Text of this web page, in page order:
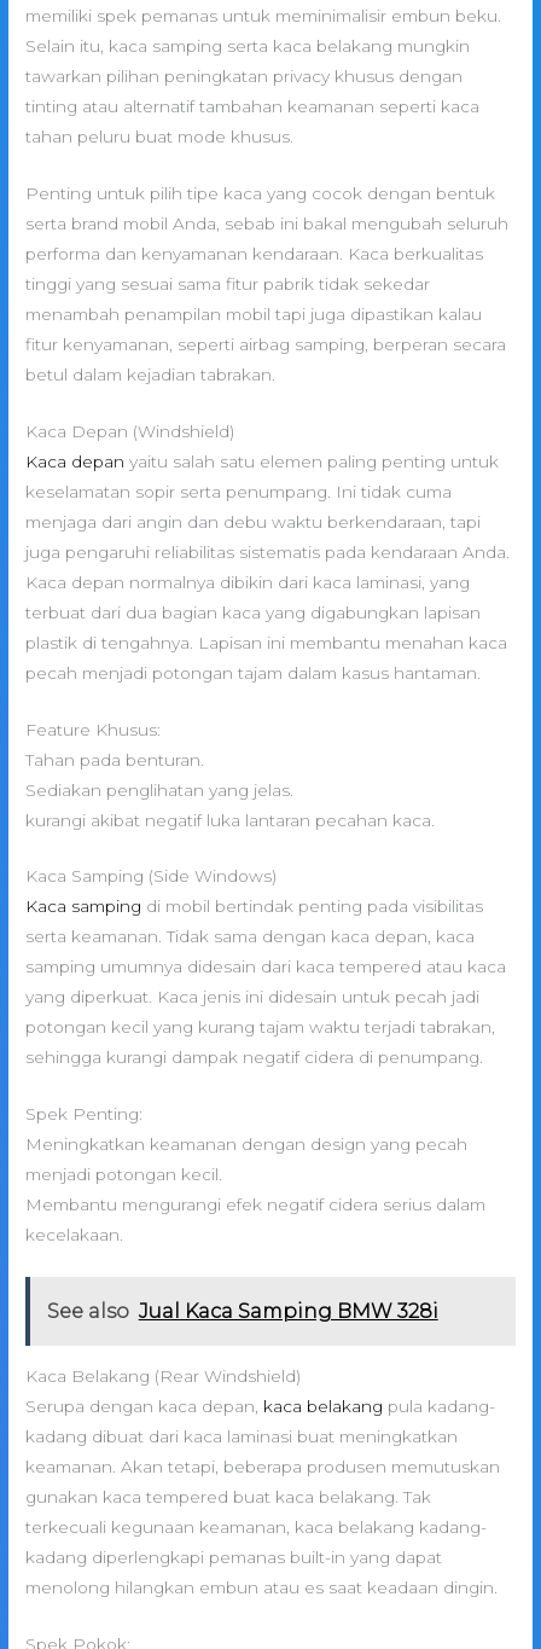
memiliki spek pemanas untuk meminimalisir embun beku.
Selain itu, kaca samping serta kaca belakang mungkin
tawarkan pilihan peningkatan privacy khusus dengan
tinting atau alternatif tambahan keamanan seperti kaca
tahan peluru buat mode khusus.
Penting untuk pilih tipe kaca yang cocok dengan bentuk
serta brand mobil Anda, sebab ini bakal mengubah seluruh
performa dan kenyamanan kendaraan. Kaca berkualitas
tinggi yang sesuai sama fitur pabrik tidak sekedar
menambah penampilan mobil tapi juga dipastikan kalau
fitur kenyamanan, seperti airbag samping, berperan secara
betul dalam kejadian tabrakan.
Kaca Depan (Windshield)
Kaca depan yaitu salah satu elemen paling penting untuk
keselamatan sopir serta penumpang. Ini tidak cuma
menjaga dari angin dan debu waktu berkendaraan, tapi
juga pengaruhi reliabilitas sistematis pada kendaraan Anda.
Kaca depan normalnya dibikin dari kaca laminasi, yang
terbuat dari dua bagian kaca yang digabungkan lapisan
plastik di tengahnya. Lapisan ini membantu menahan kaca
pecah menjadi potongan tajam dalam kasus hantaman.
Feature Khusus:
Tahan pada benturan.
Sediakan penglihatan yang jelas.
kurangi akibat negatif luka lantaran pecahan kaca.
Kaca Samping (Side Windows)
Kaca samping di mobil bertindak penting pada visibilitas
serta keamanan. Tidak sama dengan kaca depan, kaca
samping umumnya didesain dari kaca tempered atau kaca
yang diperkuat. Kaca jenis ini didesain untuk pecah jadi
potongan kecil yang kurang tajam waktu terjadi tabrakan,
sehingga kurangi dampak negatif cidera di penumpang.
Spek Penting:
Meningkatkan keamanan dengan design yang pecah
menjadi potongan kecil.
Membantu mengurangi efek negatif cidera serius dalam
kecelakaan.
See also Jual Kaca Samping BMW 328i
Kaca Belakang (Rear Windshield)
Serupa dengan kaca depan, kaca belakang pula kadang-
kadang dibuat dari kaca laminasi buat meningkatkan
keamanan. Akan tetapi, beberapa produsen memutuskan
gunakan kaca tempered buat kaca belakang. Tak
terkecuali kegunaan keamanan, kaca belakang kadang-
kadang diperlengkapi pemanas built-in yang dapat
menolong hilangkan embun atau es saat keadaan dingin.
Spek Pokok: